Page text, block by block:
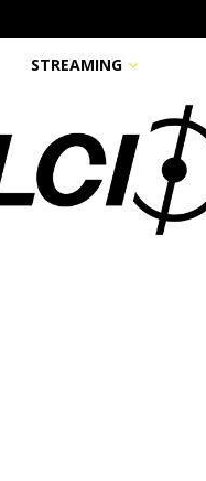
STREAMING